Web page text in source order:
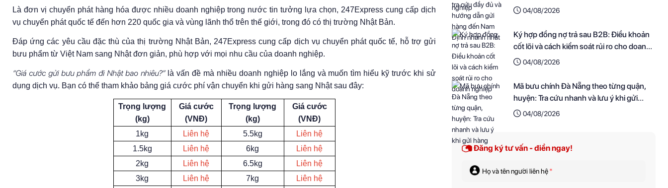
Là đơn vị chuyển phát hàng hóa được nhiều doanh nghiệp trong nước tin tưởng lựa chọn, 247Express cung cấp dịch
vụ chuyển phát quốc tế đến hơn 220 quốc gia và vùng lãnh thổ trên thế giới, trong đó có thị trường Nhật Bản.
Đáp ứng các yêu cầu đặc thù của thị trường Nhật Bản, 247Express cung cấp dịch vụ chuyển phát quốc tế, hỗ trợ gửi
bưu phẩm từ Việt Nam sang Nhật đơn giản, phù hợp với mọi nhu cầu của doanh nghiệp.
“Giá cước gửi bưu phẩm đi Nhật bao nhiêu?”là vấn đề mà nhiều doanh nghiệp lo lắng và muốn tìm hiểu kỹ trước khi sử
dụng dịch vụ. Bạn có thể tham khảo bảng giá cước phí vận chuyển khi gửi hàng sang Nhật sau đây:
Trọng lượng
(kg)
Giá cước
(VNĐ)
Trọng lượng
(kg)
Giá cước
(VNĐ)
1kg
Liên hệ 5.5kg
Liên hệ
1.5kg
Liên hệ 6kg
Liên hệ
2kg
Liên hệ 6.5kg
Liên hệ
3kg
Liên hệ 7kg
Liên hệ
nhanh nhất
04/08/2026
Ký hợp đồng nợ trả sau B2B: Điều khoản
cốt lõi và cách kiểm soát rủi ro cho doanh
nghiệp
04/08/2026
Mã bưu chính Đà Nẵng theo từng quận,
huyện: Tra cứu nhanh và lưu ý khi gửi
hàng04/08/2026
Đăng ký tư vấn - điền ngay!
Họ và tên người liên hệ*